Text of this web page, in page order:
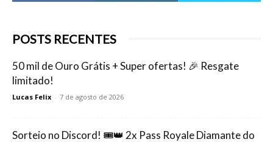
POSTS RECENTES
50 mil de Ouro Grátis + Super ofertas! 🎉 Resgate
limitado!
Lucas Felix - 7 de agosto de 2026
Sorteio no Discord! 🎟️👑 2x Pass Royale Diamante do